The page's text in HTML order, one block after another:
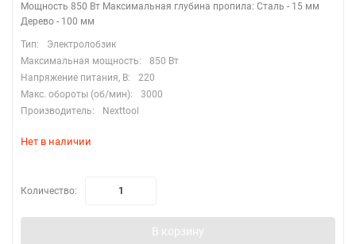
Мощность 850 Вт Максимальная глубина пропила: Сталь - 15 мм
Дерево - 100 мм
Тип:
Электролобзик
Максимальная мощность:
850 Вт
Напряжение питания, В:
220
Макс. обороты (об/мин):
3000
Производитель:
Nexttool
Нет в наличии
Количество:
В корзину